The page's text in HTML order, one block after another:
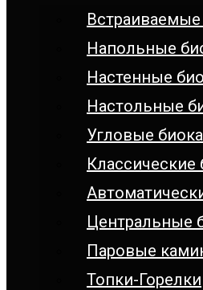
Напольные
Настенные
Настoльные
Угловые
Классические
Центральные
Паровые
Топки-Горелки